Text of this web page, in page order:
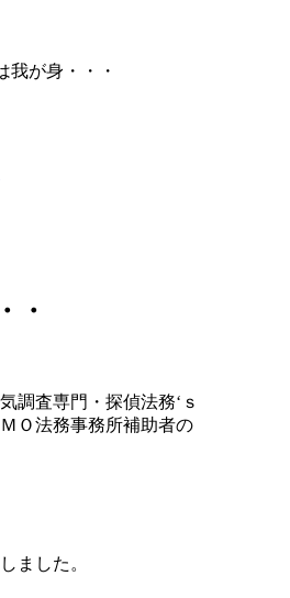
我が身・・・
・
調査専門・探偵法務‘ｓ
Ｏ法務事務所補助者の
ました。